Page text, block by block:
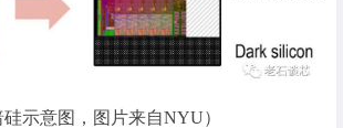
硅示意图，图片来自NYU）